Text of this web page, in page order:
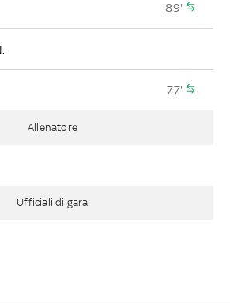
89'
77'
Allenatore
Ufficiali di gara